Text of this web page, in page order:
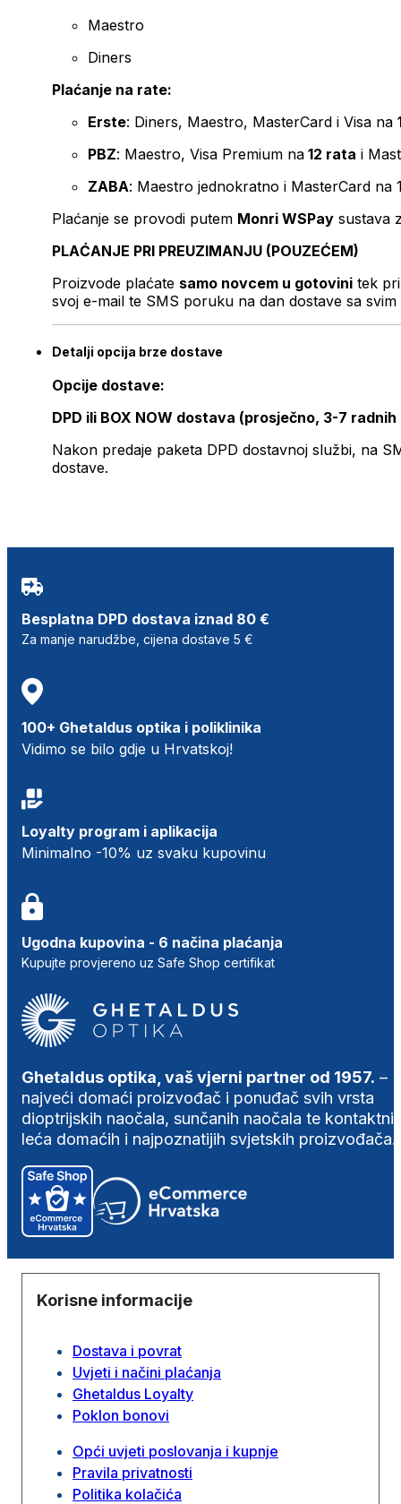
Maestro
Diners
Plaćanje na rate:
Erste: Diners, Maestro, MasterCard i Visa na
PBZ: Maestro, Visa Premium na 12 rata i
ZABA: Maestro jednokratno i MasterCard na
Plaćanje se provodi putem Monri WSPay sustava
PLAĆANJE PRI PREUZIMANJU (POUZEĆEM)
Proizvode plaćate samo novcem u gotovini tek
svoj e-mail te SMS poruku na dan dostave sa svim
Detalji opcija brze dostave
Opcije dostave:
DPD ili BOX NOW dostava (prosječno, 3-7 radnih
Nakon predaje paketa DPD dostavnoj službi, na
dostave.
Besplatna DPD dostava iznad 80 €
Za manje narudžbe, cijena dostave 5 €
100+ Ghetaldus optika i poliklinika
Vidimo se bilo gdje u Hrvatskoj!
Loyalty program i aplikacija
Minimalno -10% uz svaku kupovinu
Ugodna kupovina - 6 načina plaćanja
Kupujte provjereno uz Safe Shop certifikat
Ghetaldus optika, vaš vjerni partner od 1957. –
najveći domaći proizvođač i ponuđač svih vrsta
dioptrijskih naočala, sunčanih naočala te
leća domaćih i najpoznatijih svjetskih proizvođača.
Korisne informacije
Dostava i povrat
Uvjeti i načini plaćanja
Ghetaldus Loyalty
Poklon bonovi
Opći uvjeti poslovanja i kupnje
Pravila privatnosti
Politika kolačića